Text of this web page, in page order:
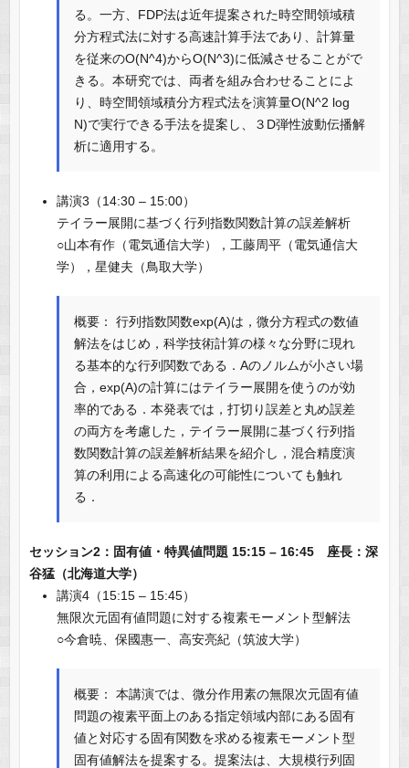
る。一方、FDP法は近年提案された時空間領域積
分方程式法に対する高速計算手法であり、計算量
を従来のO(N^4)からO(N^3)に低減させることがで
きる。本研究では、両者を組み合わせることによ
り、時空間領域積分方程式法を演算量O(N^2 log
N)で実行できる手法を提案し、３D弾性波動伝播解
析に適用する。
講演3（14:30 – 15:00）
テイラー展開に基づく行列指数関数計算の誤差解析
○山本有作（電気通信大学），工藤周平（電気通信大
学），星健夫（鳥取大学）
概要： 行列指数関数exp(A)は，微分方程式の数値
解法をはじめ，科学技術計算の様々な分野に現れ
る基本的な行列関数である．Aのノルムが小さい場
合，exp(A)の計算にはテイラー展開を使うのが効
率的である．本発表では，打切り誤差と丸め誤差
の両方を考慮した，テイラー展開に基づく行列指
数関数計算の誤差解析結果を紹介し，混合精度演
算の利用による高速化の可能性についても触れ
る．
セッション2：固有値・特異値問題 15:15 – 16:45 座長：深
谷猛（北海道大学）
講演4（15:15 – 15:45）
無限次元固有値問題に対する複素モーメント型解法
○今倉暁、保國惠一、高安亮紀（筑波大学）
概要： 本講演では、微分作用素の無限次元固有値
問題の複素平面上のある指定領域内部にある固有
値と対応する固有関数を求める複素モーメント型
固有値解法を提案する。提案法は、大規模行列固